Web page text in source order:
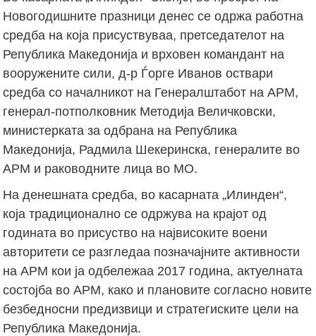
Новогодишните празници денес се одржа работна
средба на која присуствуваа, претседателот на
Република Македонија и врховен командант на
вооружените сили, д-р Ѓорге Иванов оствари
средба со началникот на Генералштабот на АРМ,
генерал-потполковник Методија Величковски,
министерката за одбрана на Република
Македонија, Радмила Шекеринска, генералите во
АРМ и раководните лица во МО.
На денешната средба, во касарната „Илинден“,
која традиционално се одржува на крајот од
годината во присуство на највисоките воени
авторитети се разгледаа позначајните активности
на АРМ кои ја одбележаа 2017 година, актуелната
состојба во АРМ, како и плановите согласно новите
безбедносни предизвици и стратегиските цели на
Република Македонија.